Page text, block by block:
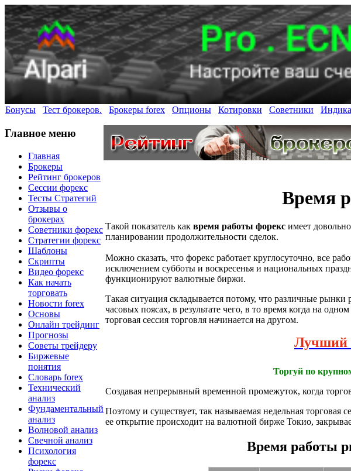
Бонусы Тест брокеров. Брокеры forex Опционы Котировки Советники
Главное меню
Главная
Брокеры
Рейтинг брокеров
Сессии форекс
Тесты Стратегий
Отзывы о
брокерах
Советники форекс
Стратегии форекс
Шаблоны
Скрипты
Видео форекс
Как начать
торговать
Новости forex
Основы
Онлайн трейдинг
Прогнозы
Советы трейдеру
Биржевые
понятия
Словарь forex
Технический
анализ
Фундаментальный
анализ
Волновой анализ
Свечной анализ
Психология
форекс
Время
Такой показатель как время работы форекс имеет
планировании продолжительности сделок.
Можно сказать, что форекс работает круглосуточно, все
исключением субботы и воскресенья и национальных
функционируют валютные биржи.
Такая ситуация складывается потому, что различные
часовых поясах, в результате чего, в то время когда на
торговая сессия торговля начинается на другом.
Лучший
Торгуй по
Создавая непрерывный временной промежуток, когда
Поэтому и существует, так называемая недельная
ее открытие происходит на валютной бирже Токио,
Время работы